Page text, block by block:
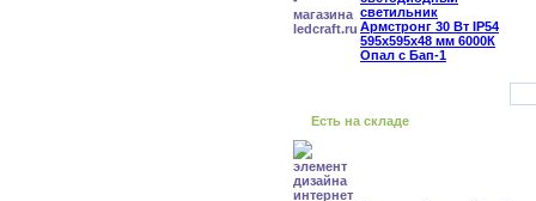
Есть на складе